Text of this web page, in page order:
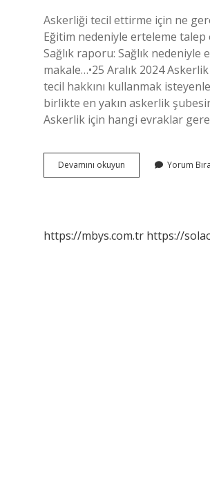
Askerliği tecil ettirme için ne
Eğitim nedeniyle erteleme talep
Sağlık raporu: Sağlık
makale…•25 Aralık 2024
tecil hakkını kullanmak
birlikte en yakın askerlik
Askerlik için hangi evraklar
Devamını okuyun
Tecil
Yorum
https://mbys.com.tr https://